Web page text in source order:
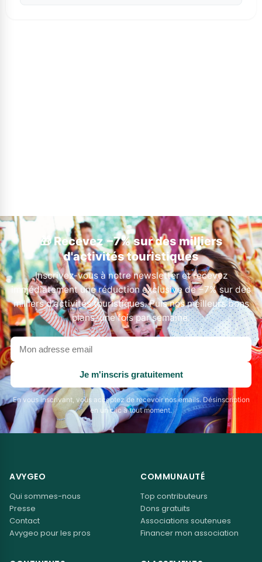
🎁 Recevez −7% sur des milliers
d'activités touristiques
Inscrivez-vous à notre newsletter et recevez
immédiatement une réduction exclusive de −7% sur des
milliers d'activités touristiques. Puis nos meilleurs bons
plans, une fois par semaine.
Votre
adresse
email
Je m'inscris gratuitement
En vous inscrivant, vous acceptez de recevoir nos emails. Désinscription
en un clic à tout moment.
AVYGEO
Qui sommes-nous
Presse
Contact
Avygeo pour les pros
COMMUNAUTÉ
Top contributeurs
Dons gratuits
Associations soutenues
Financer mon association